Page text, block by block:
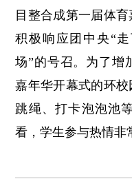
目整合成第一届体
积极响应团中央“
场”的号召。为了增
嘉年华开幕式的环
跳绳、打卡泡泡池
看，学生参与热情非